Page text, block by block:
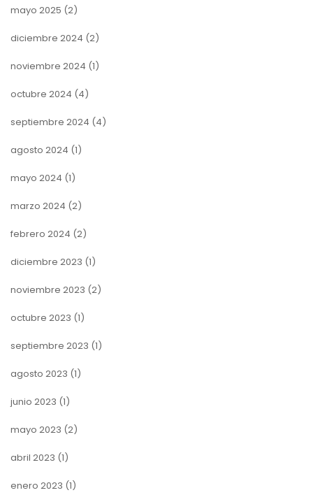
mayo 2025 (2)
diciembre 2024 (2)
noviembre 2024 (1)
octubre 2024 (4)
septiembre 2024 (4)
agosto 2024 (1)
mayo 2024 (1)
marzo 2024 (2)
febrero 2024 (2)
diciembre 2023 (1)
noviembre 2023 (2)
octubre 2023 (1)
septiembre 2023 (1)
agosto 2023 (1)
junio 2023 (1)
mayo 2023 (2)
abril 2023 (1)
enero 2023 (1)